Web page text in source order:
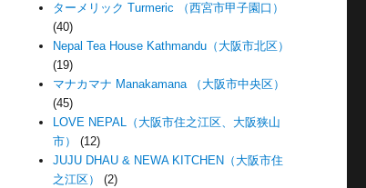
ターメリック Turmeric （西宮市甲子園口）
(40)
Nepal Tea House Kathmandu（大阪市北区）
(19)
マナカマナ Manakamana （大阪市中央区）
(45)
LOVE NEPAL（大阪市住之江区、大阪狭山
市）
(12)
JUJU DHAU & NEWA KITCHEN（大阪市住
之江区）
(2)